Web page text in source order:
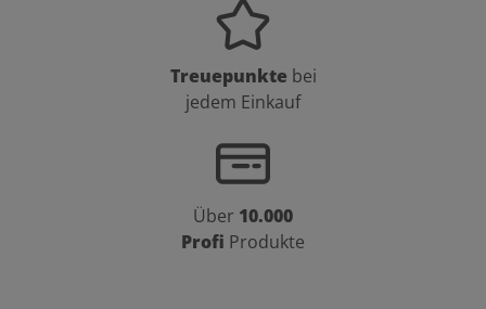
Treuepunkte bei
jedem Einkauf
Über 10.000
Profi Produkte